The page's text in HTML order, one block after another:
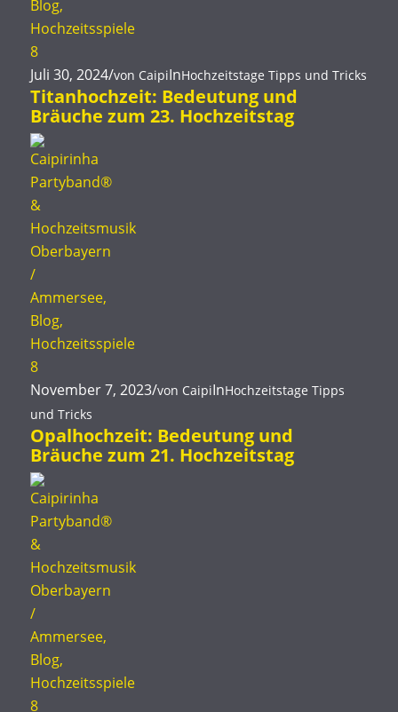
Juli 30, 2024/von CaipiInHochzeitstage Tipps und Tricks
Titanhochzeit: Bedeutung und
Bräuche zum 23. Hochzeitstag
November 7, 2023/von CaipiInHochzeitstage Tipps
und Tricks
Opalhochzeit: Bedeutung und
Bräuche zum 21. Hochzeitstag